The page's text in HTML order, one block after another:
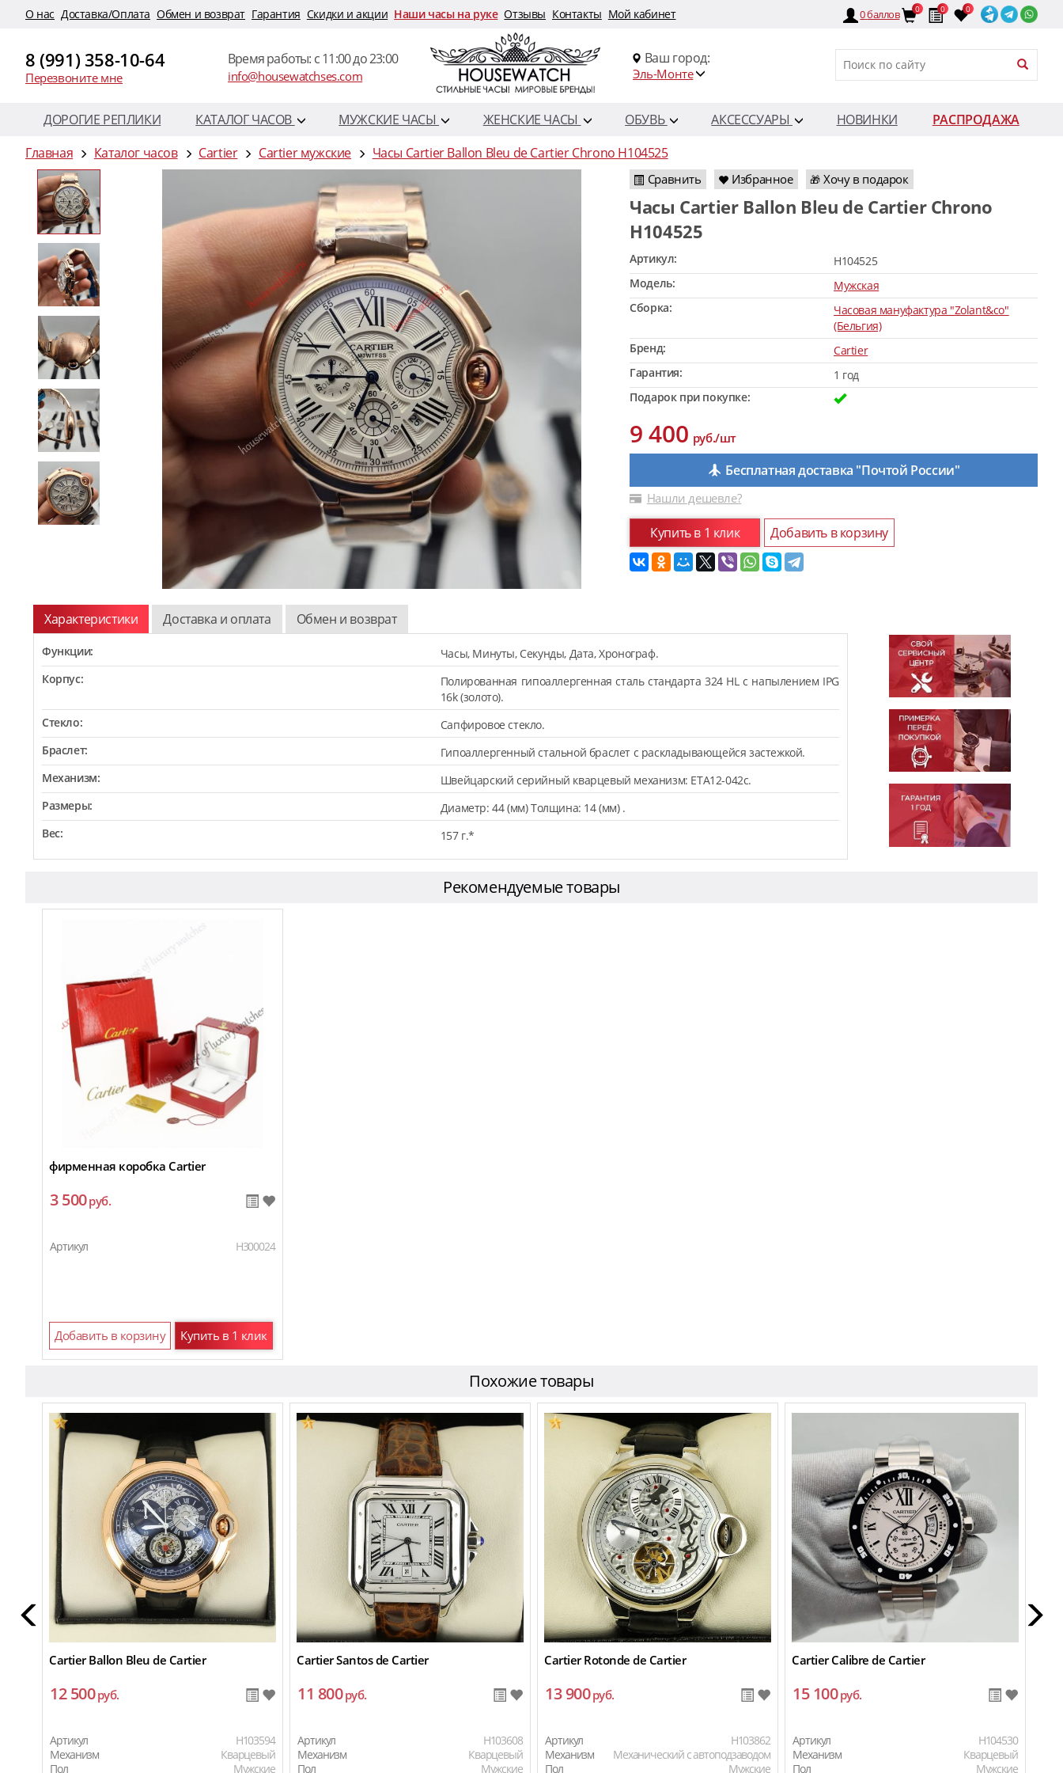
O нас Доставка/Оплата Обмен и возврат Гарантия Скидки и акции Наши часы на руке Отзывы Контакты Мой кабинет 0баллов 0 0 0
8 (991) 358-10-64
Перезвоните мне
Время работы: c 11:00 до 23:00
info@housewatchses.com
Ваш город:
Эль-Монте
ДОРОГИЕ РЕПЛИКИ КАТАЛОГ ЧАСОВ МУЖСКИЕ ЧАСЫ ЖЕНСКИЕ ЧАСЫ ОБУВЬ АКСЕССУАРЫ НОВИНКИ
РАСПРОДАЖА
Главная
Каталог часов Cartier Cartier мужские Часы Cartier Ballon Bleu de Cartier Chrono H104525
Сравнить Избранное 🎁 Хочу в подарок
Часы Cartier Ballon Bleu de Cartier Chrono
H104525
Артикул:
H104525
Модель:
Мужская
Сборка:
Часовая мануфактура "Zolant&co"
(Бельгия)
Бренд:
Cartier
Гарантия:
1 год
Подарок при покупке:
9 400руб./шт
Бесплатная доставка "Почтой России"
Нашли дешевле?
Купить в 1 клик Добавить в корзину
Характеристики Доставка и оплата Обмен и возврат
Функции:
Часы, Минуты, Секунды, Дата, Хронограф.
Корпус:
Полированная гипоаллергенная сталь стандарта 324 HL с напылением IPG
16k (золото).
Стекло:
Сапфировое стекло.
Браслет:
Гипоаллергенный стальной браслет с раскладывающейся застежкой.
Механизм:
Швейцарский серийный кварцевый механизм: ETA12-042c.
Размеры:
Диаметр: 44 (мм) Толщина: 14 (мм) .
Вес:
157 г.*
Рекомендуемые товары
фирменная коробка Cartier
3 500руб.
Артикул H300024
Добавить в корзину Купить в 1 клик
Похожие товары
Cartier Ballon Bleu de Cartier
12 500руб.
Артикул
H103594
Механизм
Кварцевый
Пол
Мужские
Cartier Santos de Cartier
11 800руб.
Артикул
H103608
Механизм
Кварцевый
Пол
Мужские
Cartier Rotonde de Cartier
13 900руб.
Артикул
H103862
Механизм
Механический с автоподзаводом
Пол
Мужские
Cartier Calibre de Cartier
15 100руб.
Артикул
H104530
Механизм
Кварцевый
Пол
Мужские